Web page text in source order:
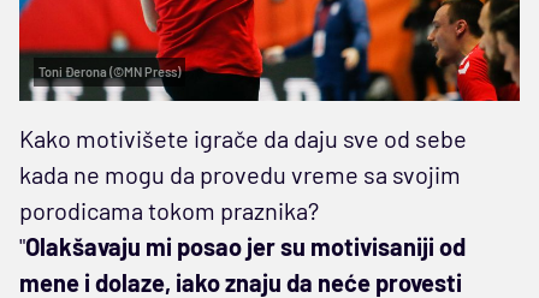
Toni Đerona (©MN Press)
Kako motivišete igrače da daju sve od sebe
kada ne mogu da provedu vreme sa svojim
porodicama tokom praznika?
"Olakšavaju mi posao jer su motivisaniji od
mene i dolaze, iako znaju da neće provesti